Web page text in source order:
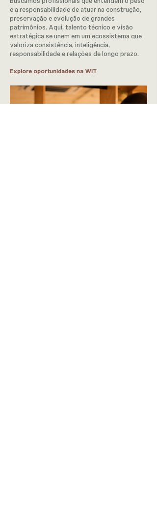
e a responsabilidade de atuar na construção,
preservação e evolução de grandes
patrimônios. Aqui, talento técnico e visão
estratégica se unem em um ecossistema que
valoriza consistência, inteligência,
responsabilidade e relações de longo prazo.
Explore oportunidades na WIT